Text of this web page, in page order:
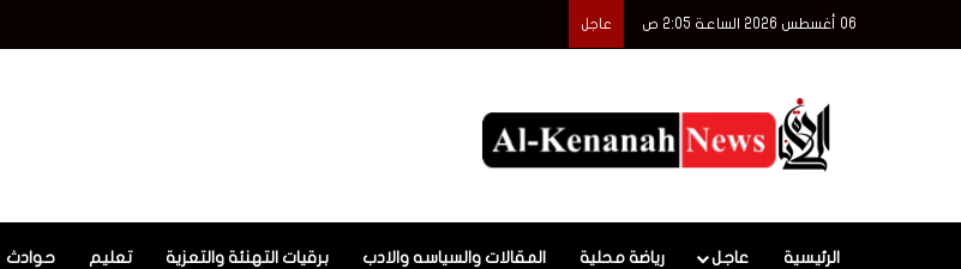
06 أغسطس 2026 الساعة 2:05 ص عاجل
الرئيسية عاجل رياضة محلية المقالات والسياسه والادب برقيات التهنئة والتعزية تعليم حوادث